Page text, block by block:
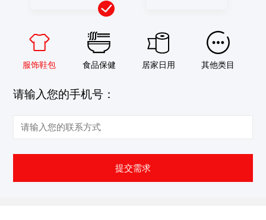
服饰鞋包 食品保健 居家日用 其他类目
请输入您的手机号：
提交需求